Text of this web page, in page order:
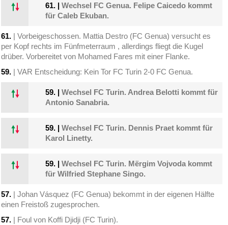
61. |Wechsel FC Genua. Felipe Caicedo kommt
für Caleb Ekuban.
61. | Vorbeigeschossen. Mattia Destro (FC Genua) versucht es
per Kopf rechts im Fünfmeterraum , allerdings fliegt die Kugel
drüber. Vorbereitet von Mohamed Fares mit einer Flanke.
59. | VAR Entscheidung: Kein Tor FC Turin 2-0 FC Genua.
59. |Wechsel FC Turin. Andrea Belotti kommt für
Antonio Sanabria.
59. |Wechsel FC Turin. Dennis Praet kommt für
Karol Linetty.
59. |Wechsel FC Turin. Mërgim Vojvoda kommt
für Wilfried Stephane Singo.
57. | Johan Vásquez (FC Genua) bekommt in der eigenen Hälfte
einen Freistoß zugesprochen.
57. | Foul von Koffi Djidji (FC Turin).